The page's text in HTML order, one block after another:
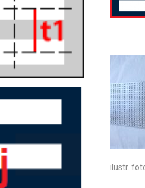
ilustr.